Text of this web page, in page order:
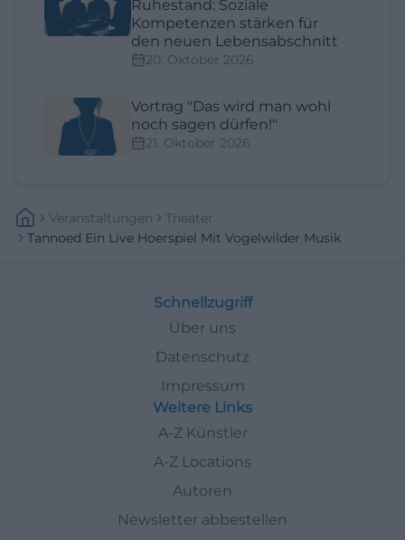
Ruhestand: Soziale
Kompetenzen stärken für
den neuen Lebensabschnitt
20. Oktober 2026
Vortrag "Das wird man wohl
noch sagen dürfen!"
21. Oktober 2026
Veranstaltungen
Theater
Tannoed Ein Live Hoerspiel Mit Vogelwilder Musik
Schnellzugriff
Über uns
Datenschutz
Impressum
Weitere Links
A-Z Künstler
A-Z Locations
Autoren
Newsletter abbestellen